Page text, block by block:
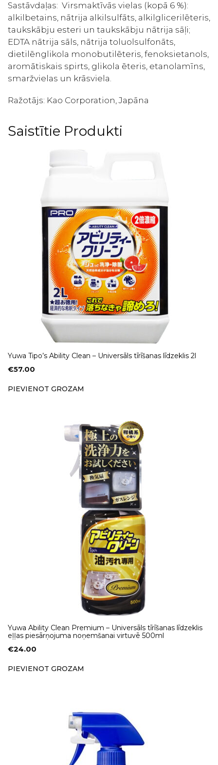
Sastāvdaļas: Virsmaktīvās vielas (kopā 6 %):
alkilbetains, nātrija alkilsulfāts, alkilglicerilēteris,
taukskābju esteri un taukskābju nātrija sāļi;
EDTA nātrija sāls, nātrija toluolsulfonāts,
dietilēnglikola monobutilēteris, fenoksietanols,
aromātiskais spirts, glikola ēteris, etanolamīns,
smaržvielas un krāsviela.
Ražotājs: Kao Corporation, Japāna
Saistītie Produkti
Yuwa Tipo’s Ability Clean – Universāls tīrīšanas līdzeklis 2l
€57.00
PIEVIENOT GROZAM
Yuwa Ability Clean Premium – Universāls tīrīšanas līdzeklis
eļļas piesārņojuma noņemšanai virtuvē 500ml
€24.00
PIEVIENOT GROZAM